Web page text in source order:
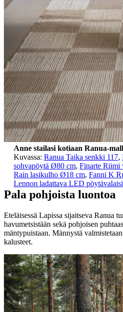
Anne stailasi kotiaan Ranua-
Kuvassa: Ranua Taika senkki 117,
sohvapöytä Ø80 cm, Finarte Riimi
Rain lasikulho Ø18 cm, Fanni K
Lennon ladattava LED
Pala pohjoista luontoa
Eteläisessä Lapissa sijaitseva Ranua
havumetsistään sekä pohjoisen
mäntypuistaan. Männystä
kalusteet.